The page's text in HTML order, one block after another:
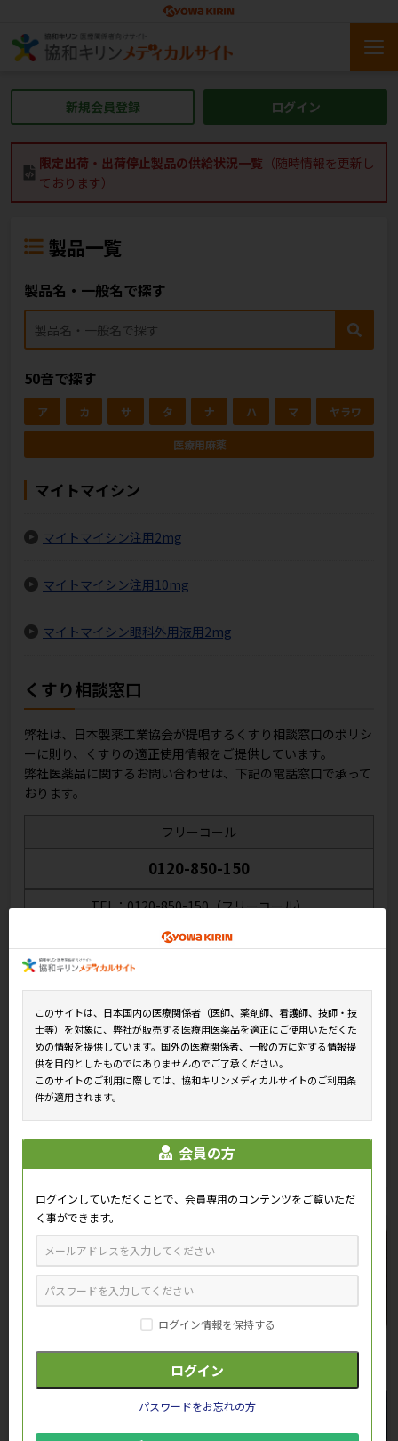
新規会員登録 ログイン
限定出荷・出荷停止製品の供給状況一覧 （随時情報を更新し
ております）
製品一覧
製品名・一般名で探す
50音で探す
ア カ サ タ ナ ハ マ ヤラワ
医療用麻薬
マイトマイシン
マイトマイシン注用2mg
マイトマイシン注用10mg
マイトマイシン眼科外用液用2mg
くすり相談窓口
弊社は、日本製薬工業協会が提唱するくすり相談窓口のポリシ
ーに則り、くすりの適正使用情報をご提供しています。
弊社医薬品に関するお問い合わせは、下記の電話窓口で承って
おります。
フリーコール
0120-850-150
TEL：0120-850-150（フリーコール）
（土・日・祝日および弊社休日を除く）
上等のため通話を録音させていただいております。あらかじ
めご了承ください。
※お電話が不慮に切断となった際等に、折り返しご連絡をさせ
ていただくため、電話番号通知をお願いいたします。非通知
設定の場合、ダイヤルの前に「186」をつけておかけくださ
い。
お問い合わせ
このサイトは、日本国内の医療関係者（医師、薬剤師、看護師、技師・技
士等）を対象に、弊社が販売する医療用医薬品を適正にご使用いただくた
めの情報を提供しています。国外の医療関係者、一般の方に対する情報提
供を目的としたものではありませんのでご了承ください。
このサイトのご利用に際しては、協和キリンメディカルサイトのご利用条
件が適用されます。
会員の方
ログインしていただくことで、会員専用のコンテンツをご覧いただ
く事ができます。
ログイン情報を保持する
パスワードをお忘れの方